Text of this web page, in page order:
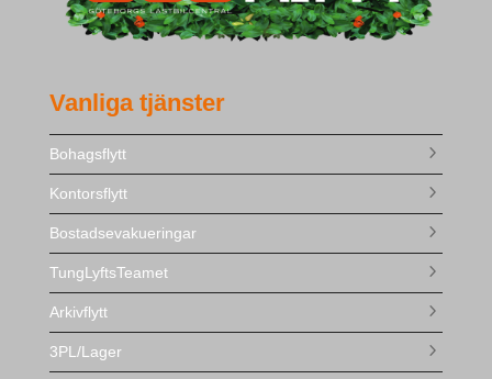
Vanliga tjänster
Bohagsflytt
Kontorsflytt
Bostadsevakueringar
TungLyftsTeamet
Arkivflytt
3PL/Lager